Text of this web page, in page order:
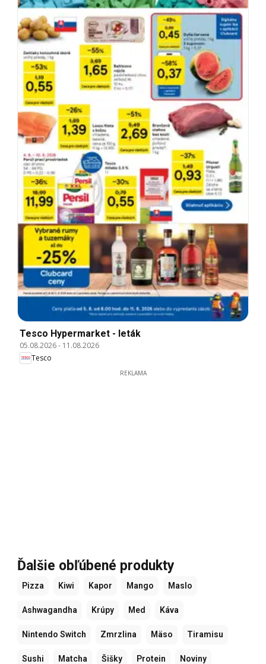
Tesco Hypermarket - leták
05.08.2026- 11.08.2026
Tesco
REKLAMA
Ďalšie obľúbené produkty
Pizza Kiwi Kapor Mango Maslo
Ashwagandha Krúpy Med Káva
Nintendo Switch Zmrzlina Mäso Tiramisu
Sushi Matcha Šišky Protein Noviny